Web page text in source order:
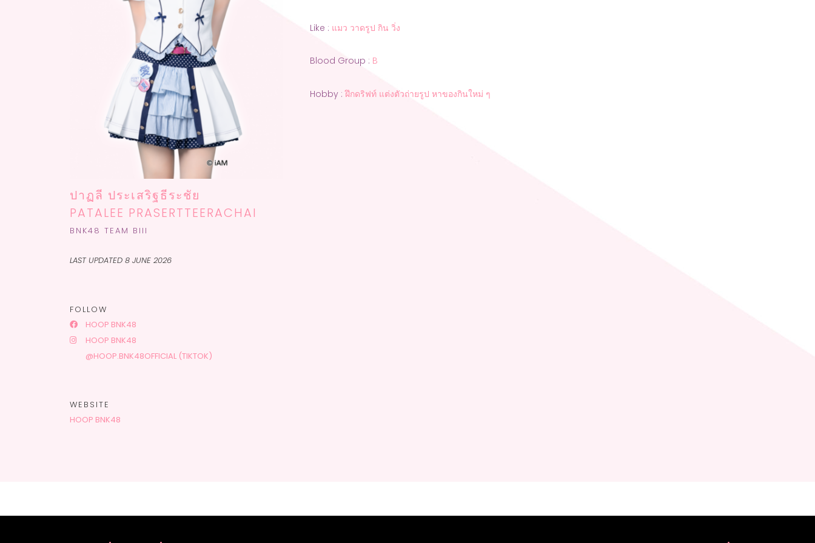
Like : แมว วาดรูป กิน วิ่ง
Blood Group : B
Hobby : ฝึกดริฟท์ แต่งตัวถ่ายรูป หาของกินใหม่ ๆ
ปาฏลี ประเสริฐธีระชัย
PATALEE PRASERTTEERACHAI
B NK48 TEAM BIII
LAST UPDATED 8 JUNE 2026
FOLLOW
HOOP BNK48
HOOP BNK48
@HOOP.BNK48OFFICIAL (TIKTOK)
WEBSITE
HOOP BNK48